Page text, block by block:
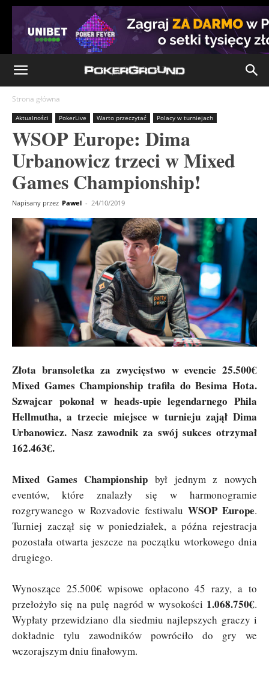
Strona główna
Aktualności PokerLive Warto przeczytać Polacy w turniejach
WSOP Europe: Dima
Urbanowicz trzeci w Mixed
Games Championship!
Napisany przez Pawel - 24/10/2019
Złota bransoletka za zwycięstwo w evencie 25.500€
Mixed Games Championship trafiła do Besima Hota.
Szwajcar pokonał w heads-upie legendarnego Phila
Hellmutha, a trzecie miejsce w turnieju zajął Dima
Urbanowicz. Nasz zawodnik za swój sukces otrzymał
162.463€.
Mixed Games Championship był jednym z nowych
eventów, które znalazły się w harmonogramie
rozgrywanego w Rozvadovie festiwalu WSOP Europe.
Turniej zaczął się w poniedziałek, a późna rejestracja
pozostała otwarta jeszcze na początku wtorkowego dnia
drugiego.
Wynoszące 25.500€ wpisowe opłacono 45 razy, a to
przełożyło się na pulę nagród w wysokości 1.068.750€.
Wypłaty przewidziano dla siedmiu najlepszych graczy i
dokładnie tylu zawodników powróciło do gry we
wczorajszym dniu finałowym.